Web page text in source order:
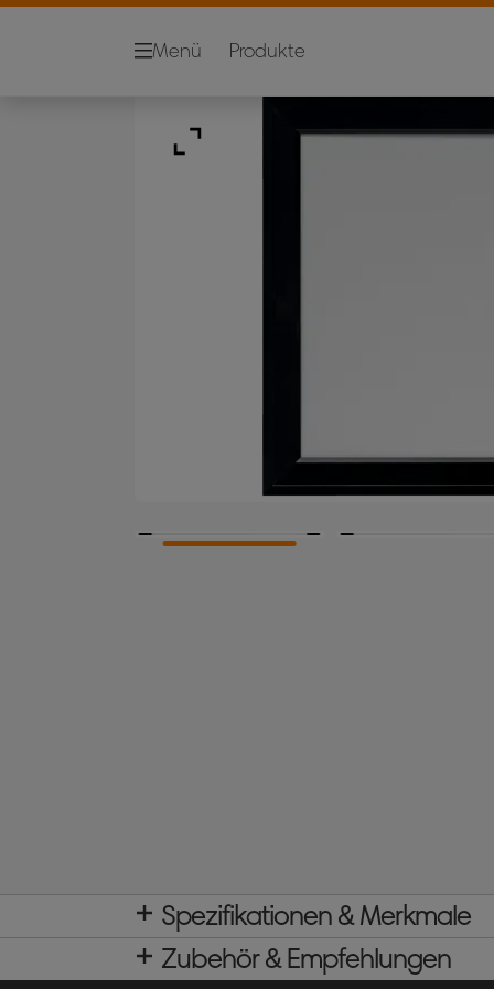
Menü Produkte
Spezifikationen & Merkmale
Zubehör & Empfehlungen